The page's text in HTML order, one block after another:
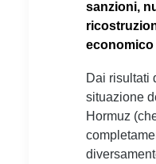
sanzioni,
economico
Dai risultati
situazione
Hormuz